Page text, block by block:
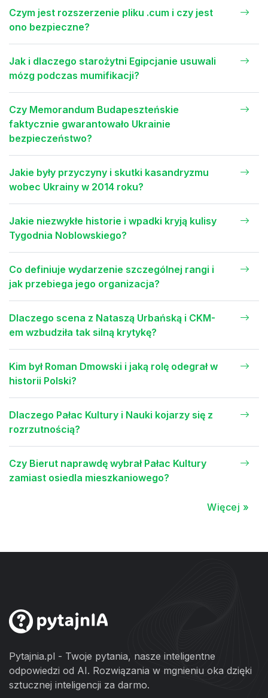
Czym jest rozszerzenie pliku .cum i czy jest
ono bezpieczne?
Jak i dlaczego starożytni Egipcjanie usuwali
mózg podczas mumifikacji?
Czy Memorandum Budapeszteńskie
faktycznie gwarantowało Ukrainie
bezpieczeństwo?
Jakie były przyczyny i skutki kasandryzmu
wobec Ukrainy w 2014 roku?
Jakie niezwykłe historie i wpadki kryją kulisy
Tygodnia Noblowskiego?
Co definiuje wydarzenie szczególnej rangi i
jak przebiega jego organizacja?
Dlaczego scena z Nataszą Urbańską i CKM-
em wzbudziła tak silną krytykę?
Kim był Roman Dmowski i jaką rolę odegrał w
historii Polski?
Dlaczego Pałac Kultury i Nauki kojarzy się z
rozrzutnością?
Czy Bierut naprawdę wybrał Pałac Kultury
zamiast osiedla mieszkaniowego?
Więcej »
Pytajnia.pl - Twoje pytania, nasze inteligentne
odpowiedzi od AI. Rozwiązania w mgnieniu oka dzięki
sztucznej inteligencji za darmo.